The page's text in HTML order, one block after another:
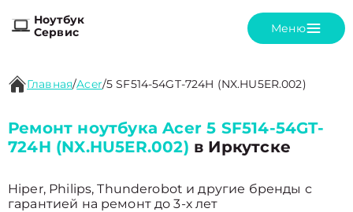
Ноутбук
Сервис
Меню
Главная/Acer/5 SF514-54GT-724H (NX.HU5ER.002)
Ремонт ноутбука Acer 5 SF514-54GT-
724H (NX.HU5ER.002) в Иркутске
Hiper, Philips, Thunderobot и другие бренды с
гарантией на ремонт до 3-х лет